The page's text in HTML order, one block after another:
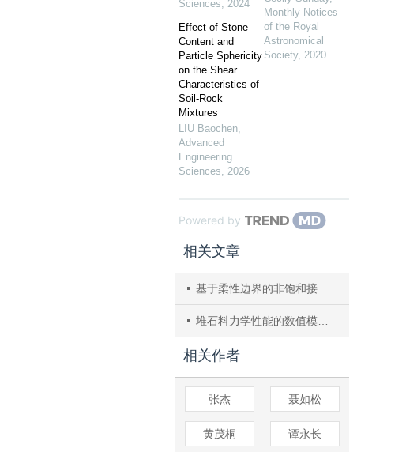
Sciences, 2024
Effect of Stone
Content and
Particle Sphericity
on the Shear
Characteristics of
Soil-Rock
Mixtures
LIU Baochen,
Advanced
Engineering
Sciences, 2026
Monthly Notices
of the Royal
Astronomical
Society, 2020
Powered by
相关文章
基于柔性边界的非饱和接触模型参数标定方法
堆石料力学性能的数值模拟分析
相关作者
张杰 聂如松
黄茂桐 谭永长